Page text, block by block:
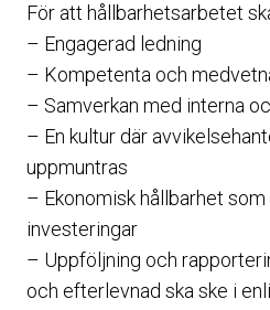
För att hållbarhetsarbetet
– Engagerad ledning
– Kompetenta och
– Samverkan med interna
– En kultur där
uppmuntras
– Ekonomisk hållbarhet
investeringar
– Uppföljning och
och efterlevnad ska ske i